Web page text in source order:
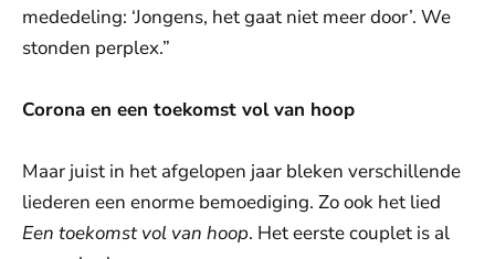
mededeling: ‘Jongens, het gaat niet meer door’. We
stonden perplex.”
Corona en een toekomst vol van hoop
Maar juist in het afgelopen jaar bleken verschillende
liederen een enorme bemoediging. Zo ook het lied
Een toekomst vol van hoop. Het eerste couplet is al